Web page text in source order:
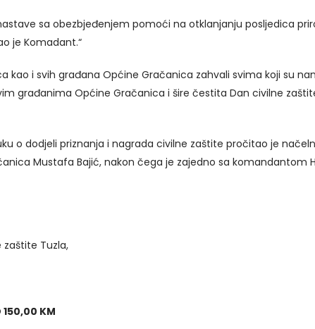
sa obezbjeđenjem pomoći na otklanjanju posljedica
je Komadant.“
kao i svih građana Općine Gračanica zahvali svima koji su
građanima Općine Gračanica i šire čestita Dan civilne
o dodjeli priznanja i nagrada civilne zaštite pročitao je
Mustafa Bajić, nakon čega je zajedno sa komandantom
zaštite Tuzla,
150,00 KM